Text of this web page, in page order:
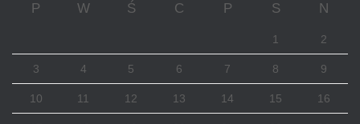
P W Ś C P S N
1 2
3 4 5 6 7 8 9
10 11 12 13 14 15 16